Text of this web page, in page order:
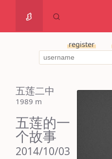
register
五莲二中
1989 m
五莲的一
个故事
2014/10/03